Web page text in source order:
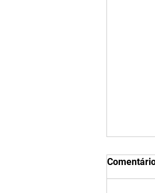
Qual é